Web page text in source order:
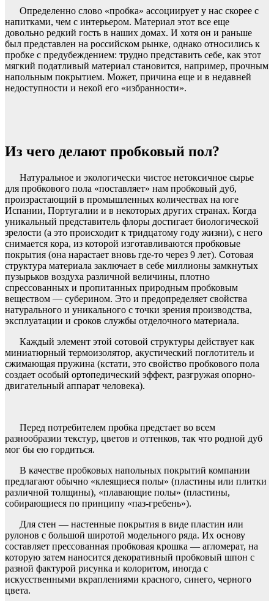
Определенно слово «пробка» ассоциирует у нас скорее с
напитками, чем с интерьером. Материал этот все еще
довольно редкий гость в наших домах. И хотя он и раньше
был представлен на российском рынке, однако относились к
пробке с предубеждением: трудно представить себе, как этот
мягкий податливый материал становится, например, прочным
напольным покрытием. Может, причина еще и в недавней
недоступности и некой его «избранности».
Из чего делают пробковый пол?
Натуральное и экологически чистое нетоксичное сырье
для пробкового пола «поставляет» нам пробковый дуб,
произрастающий в промышленных количествах на юге
Испании, Португалии и в некоторых других странах. Когда
уникальный представитель флоры достигает биологической
зрелости (а это происходит к тридцатому году жизни), с него
снимается кора, из которой изготавливаются пробковые
покрытия (она нарастает вновь где-то через 9 лет). Сотовая
структура материала заключает в себе миллионы замкнутых
пузырьков воздуха различной величины, плотно
спрессованных и пропитанных природным пробковым
веществом — суберином. Это и предопределяет свойства
натурального и уникального с точки зрения производства,
эксплуатации и сроков службы отделочного материала.
Каждый элемент этой сотовой структуры действует как
миниатюрный термоизолятор, акустический поглотитель и
сжимающая пружина (кстати, это свойство пробкового пола
создает особый ортопедический эффект, разгружая опорно-
двигательный аппарат человека).
Перед потребителем пробка предстает во всем
разнообразии текстур, цветов и оттенков, так что родной дуб
мог бы ею гордиться.
В качестве пробковых напольных покрытий компании
предлагают обычно «клеящиеся полы» (пластины или плитки
различной толщины), «плавающие полы» (пластины,
собирающиеся по принципу «паз-гребень»).
Для стен — настенные покрытия в виде пластин или
рулонов с большой широтой модельного ряда. Их основу
составляет прессованная пробковая крошка — агломерат, на
которую затем наносится декоративный пробковый шпон с
разной фактурой рисунка и колоритом, иногда с
искусственными вкраплениями красного, синего, черного
цвета.